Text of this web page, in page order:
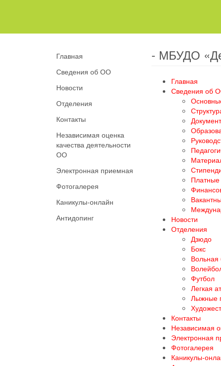
Главная
Сведения об ОО
Новости
Отделения
Контакты
Независимая оценка
качества деятельности
ОО
Электронная приемная
Фотогалерея
Каникулы-онлайн
Антидопинг
- МБУДО
Главная
Сведения об
Платные
Новости
Отделения
Дзюдо
Бокс
Вольная
Футбол
Легкая
Лыжные
Контакты
Независимая
Электронная
Фотогалерея
Каникулы-